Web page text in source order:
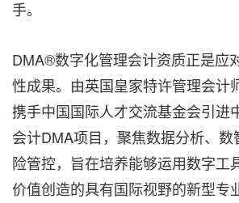
手。
DMA®数字化管理会计资质正是应
性成果。由英国皇家特许管理会计
携手中国国际人才交流基金会引进
会计DMA项目，聚焦数据分析、
险管控，旨在培养能够运用数字工
价值创造的具有国际视野的新型专